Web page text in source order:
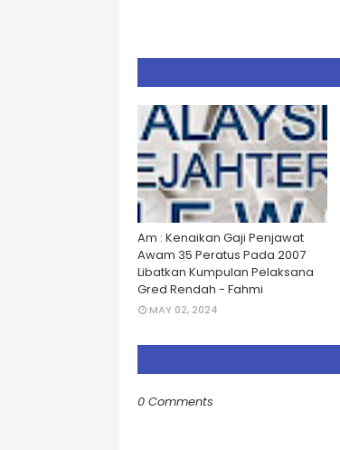
Am : Kenaikan Gaji Penjawat
Awam 35 Peratus Pada 2007
Libatkan Kumpulan Pelaksana
Gred Rendah - Fahmi
MAY 02, 2024
0 Comments